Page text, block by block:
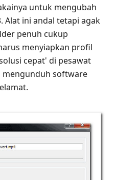
untuk mengubah
Alat ini andal tetapi agak
penuh cukup
menyiapkan profil
cepat' di pesawat
mengunduh software